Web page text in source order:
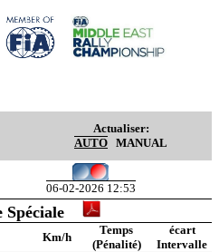
Actualiser:
AUTO MANUAL
06-02-2026 12:53
Spéciale
Km/h
Temps
écart
(Pénalité) Intervalle